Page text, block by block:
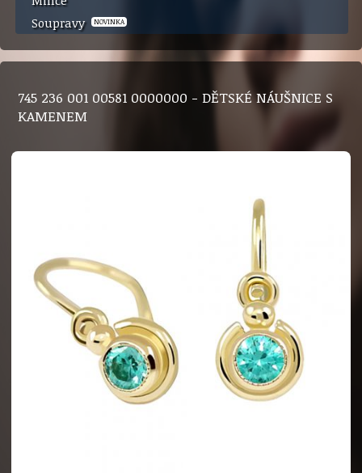
Soupravy
NOVINKA
745 236 001 00581 0000000 - DĚTSKÉ NÁUŠNICE S
KAMENEM